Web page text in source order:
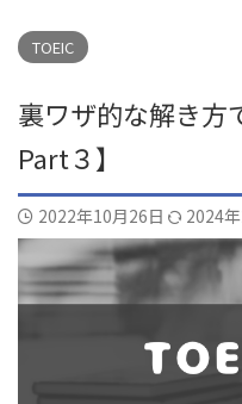
TOEIC
裏ワザ的な解き方
Part３】
2022年10月26日 2024